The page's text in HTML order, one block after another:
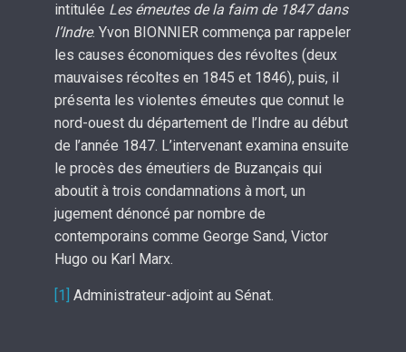
intitulée Les émeutes de la faim de 1847 dans
l’Indre. Yvon BIONNIER commença par rappeler
les causes économiques des révoltes (deux
mauvaises récoltes en 1845 et 1846), puis, il
présenta les violentes émeutes que connut le
nord-ouest du département de l’Indre au début
de l’année 1847. L’intervenant examina ensuite
le procès des émeutiers de Buzançais qui
aboutit à trois condamnations à mort, un
jugement dénoncé par nombre de
contemporains comme George Sand, Victor
Hugo ou Karl Marx.
[1] Administrateur-adjoint au Sénat.